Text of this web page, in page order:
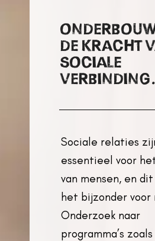
DE KRACHT
SOCIALE
VERBINDING.
Sociale relaties
essentieel voor
van mensen, en
het bijzonder voor
Onderzoek naar
programma’s zoals